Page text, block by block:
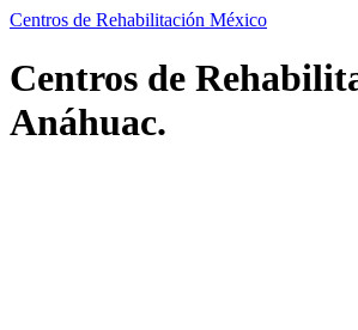
Centros de Rehabilitación México
Centros de
Anáhuac.